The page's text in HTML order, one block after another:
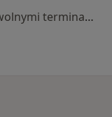
Brak dostępnych specjalistów z wolnymi terminami w tym centrum medycznym.